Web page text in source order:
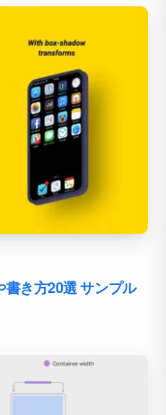
き方20選 サンプル